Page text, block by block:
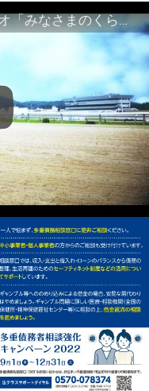
地方競馬プロモーションビデオ「みなさまのくらしのために」30秒篇｜NAR公式